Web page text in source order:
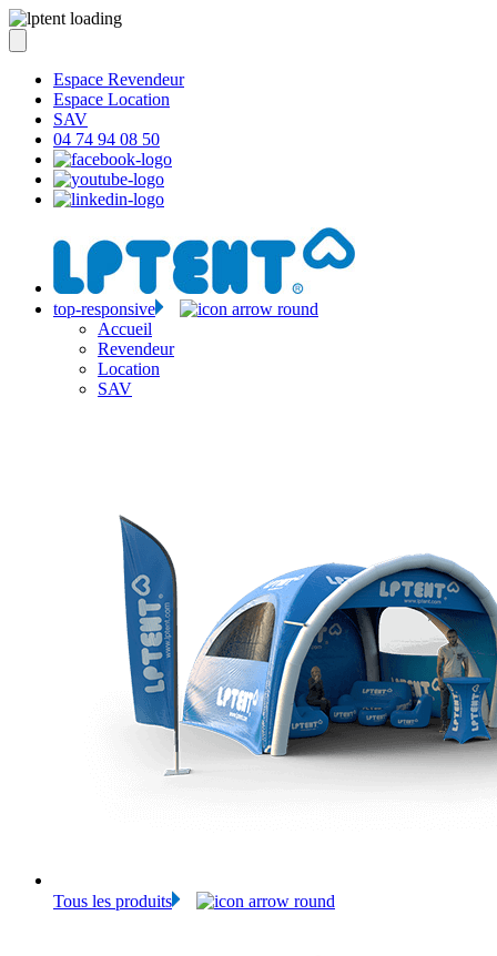
Espace Revendeur
Espace Location
SAV
04 74 94 08 50
top-responsive
Accueil
Revendeur
Location
SAV
Tous les produits